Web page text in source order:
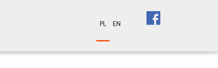
PL EN